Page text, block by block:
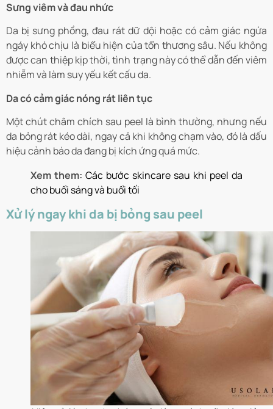
Sưng viêm và đau nhức
Da bị sưng phồng, đau rát dữ dội hoặc có cảm giác ngứa
ngáy khó chịu là biểu hiện của tổn thương sâu. Nếu không
được can thiệp kịp thời, tình trạng này có thể dẫn đến viêm
nhiễm và làm suy yếu kết cấu da.
Da có cảm giác nóng rát liên tục
Một chút châm chích sau peel là bình thường, nhưng nếu
da bỏng rát kéo dài, ngay cả khi không chạm vào, đó là dấu
hiệu cảnh báo da đang bị kích ứng quá mức.
Xem them: Các bước skincare sau khi peel da
cho buổi sáng và buổi tối
Xử lý ngay khi da bị bỏng sau peel